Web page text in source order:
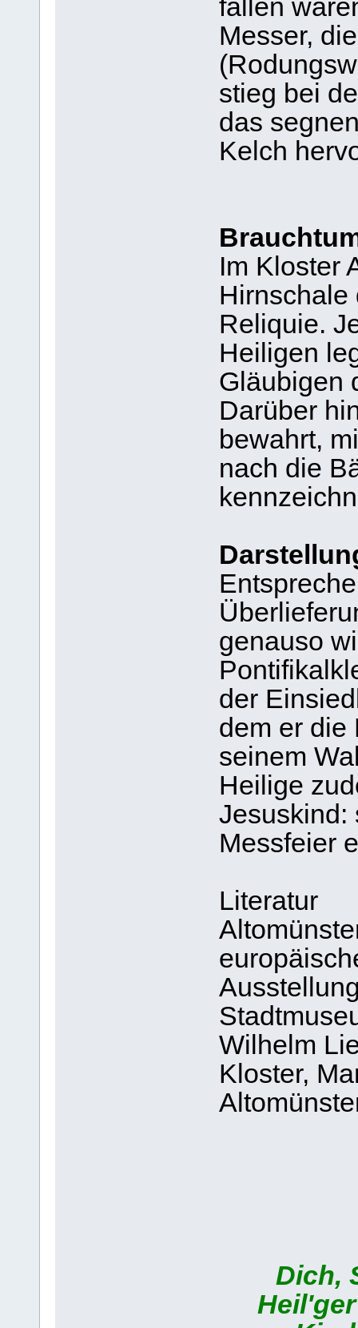
fällen
Messer,
stieg bei
das
Kelch
Im Kloster
Hirnschale
Reliquie.
Heiligen
Gläubigen
Darüber
bewahrt,
nach die
genauso
der
dem er die
seinem
Heilige
Jesuskind:
Messfeier
Literatur
Wilhelm
Kloster,
Dich,